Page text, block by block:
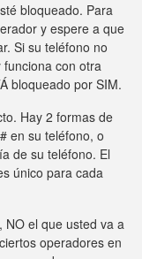
bloqueado. Para
y espere a que
Si su teléfono no
con otra
bloqueado por SIM.
Hay 2 formas de
en su teléfono, o
de su teléfono. El
único para cada
NO el que usted va a
operadores en